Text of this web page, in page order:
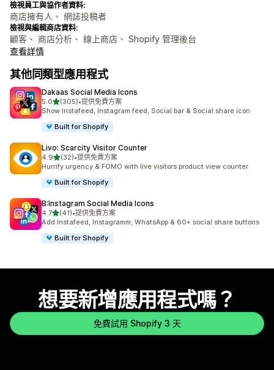
檢視員工與協作者資料:
商店擁有人、 網誌投稿者
檢視與編輯商店資料:
顧客、 商店分析、 線上商店、 Shopify 管理後台
查看詳情
其他同類型應用程式
Dakaas Social Media Icons
5.0滿分 5 顆星
(305)
共有 305 則評價
•提供免費方案
Show Instafeed, Instagram feed, Social bar & Social share icon
Built for Shopify
Livo: Scarcity Visitor Counter
4.9滿分 5 顆星
(32)
共有 32 則評價
•提供免費方案
Hurrify urgency & FOMO with live visitors product view counter
Built for Shopify
B:Instagram Social Media Icons
4.7滿分 5 顆星
(41)
共有 41 則評價
•提供免費方案
Add Instafeed, Instagramm, WhatsApp & 60+ social share buttons
Built for Shopify
想要新增應用程式嗎？
免費試用 Shopify 3 天